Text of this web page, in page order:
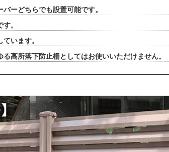
ーどちらでも設置可能です。
。
います。
高所落下防止柵としてはお使いいただけません。